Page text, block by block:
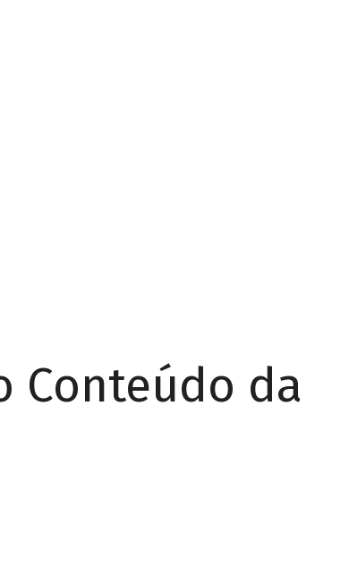
Conteúdo da